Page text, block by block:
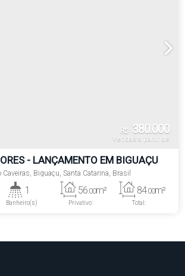
R$ 380.000
Vendas a partir de
- LANÇAMENTO EM BIGUAÇU
Caveiras, Biguaçu, Santa Catarina, Brasil
1
Banheiro(s) Privativo:
56 .00m²
Total:
84.00m²